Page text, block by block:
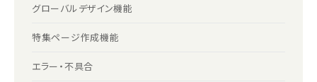
グローバルデザイン機能
特集ページ作成機能
エラー・不具合